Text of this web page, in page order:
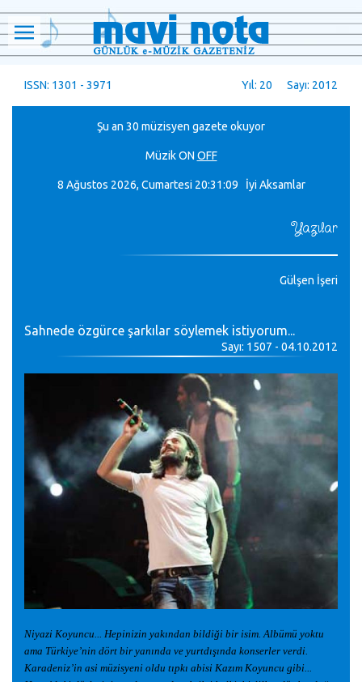
ISSN: 1301 - 3971 Yıl: 20 Sayı: 2012
Şu an 30 müzisyen gazete okuyor
MüzikON OFF
8 Ağustos 2026, Cumartesi 20:31:10 İyi Aksamlar
Yazılar
Gülşen İşeri
Sahnede özgürce şarkılar söylemek istiyorum...
Sayı: 1507 - 04.10.2012
Niyazi Koyuncu... Hepinizin yakından bildiği bir isim. Albümü yoktu
ama Türkiye’nin dört bir yanında ve yurtdışında konserler verdi.
Karadeniz’in asi müzisyeni oldu tıpkı abisi Kazım Koyuncu gibi...